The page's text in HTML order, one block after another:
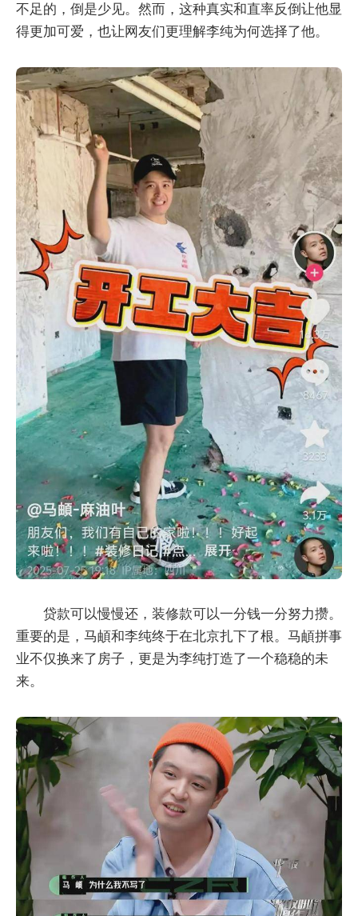
不足的，倒是少见。然而，这种真实和直率反倒让他显
得更加可爱，也让网友们更理解李纯为何选择了他。
贷款可以慢慢还，装修款可以一分钱一分努力攒。
重要的是，马頔和李纯终于在北京扎下了根。马頔拼事
业不仅换来了房子，更是为李纯打造了一个稳稳的未
来。